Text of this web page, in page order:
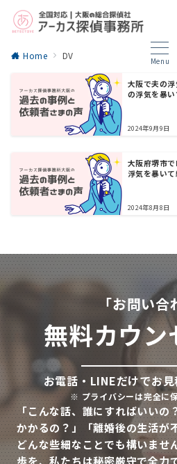
Menu
Home DV
大阪で夫の
の浮気を暴
2024年9月9日
大阪府堺市
浮気を暴い
2024年8月8日
「お問い合
無料カウン
お電話・LINEだけでお
※ プライバシーは完全に
「こんな話、誰にすればいいの
かかるの？」「離婚後の生活が
どんな些細なことでも構いませ
歩を、私たちは秘密厳守で全力